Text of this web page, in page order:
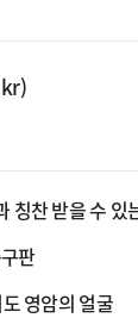
칭찬 받을 수
판
영암의 얼굴